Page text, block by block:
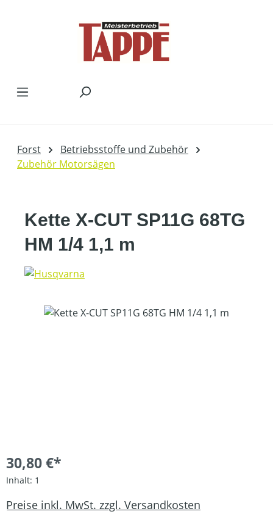
Forst
Betriebsstoffe und Zubehör
Zubehör Motorsägen
Kette X-CUT SP11G 68TG
HM 1/4 1,1 m
Bildergalerie überspringen
30,80 €*
Inhalt: 1
Preise inkl. MwSt. zzgl. Versandkosten